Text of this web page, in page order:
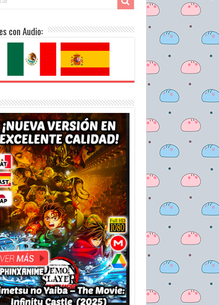
con Audio: